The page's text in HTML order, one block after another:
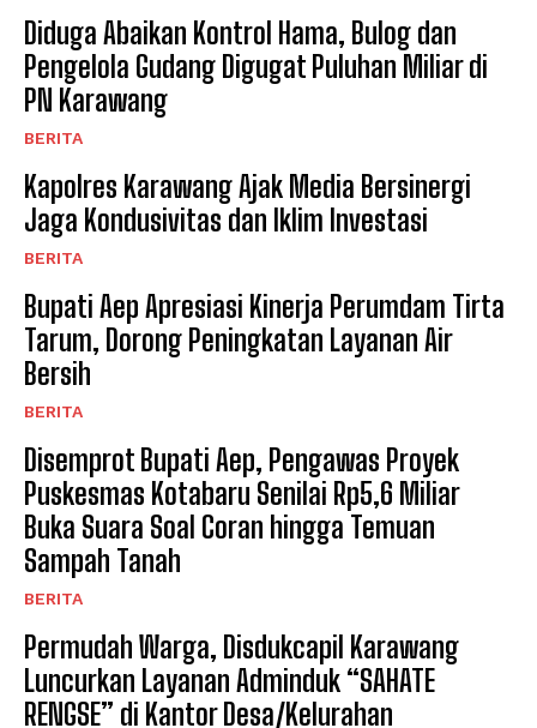
Diduga Abaikan Kontrol Hama, Bulog dan
Pengelola Gudang Digugat Puluhan Miliar di
PN Karawang
BERITA
Kapolres Karawang Ajak Media Bersinergi
Jaga Kondusivitas dan Iklim Investasi
BERITA
Bupati Aep Apresiasi Kinerja Perumdam Tirta
Tarum, Dorong Peningkatan Layanan Air
Bersih
BERITA
Disemprot Bupati Aep, Pengawas Proyek
Puskesmas Kotabaru Senilai Rp5,6 Miliar
Buka Suara Soal Coran hingga Temuan
Sampah Tanah
BERITA
Permudah Warga, Disdukcapil Karawang
Luncurkan Layanan Adminduk “SAHATE
RENGSE” di Kantor Desa/Kelurahan